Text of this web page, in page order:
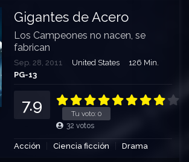
Gigantes de Acero
Los Campeones no nacen, se
fabrican
Sep. 28, 2011 United States
126 Min.
PG-13
Tu voto: 0
7.9
32 votos
Acción Ciencia ficción Drama